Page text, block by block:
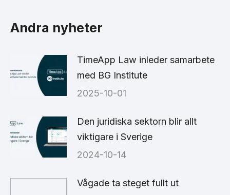
Andra nyheter
TimeApp Law inleder samarbete
med BG Institute
2025-10-01
Den juridiska sektorn blir allt
viktigare i Sverige
2024-10-14
Vågade ta steget fullt ut